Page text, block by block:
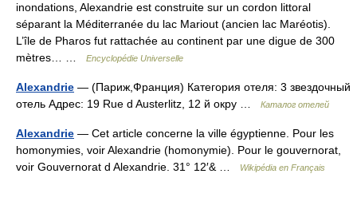
inondations, Alexandrie est construite sur un cordon littoral
séparant la Méditerranée du lac Mariout (ancien lac Maréotis).
L’île de Pharos fut rattachée au continent par une digue de 300
mètres… …
Encyclopédie Universelle
Alexandrie — (Париж,Франция) Категория отеля: 3 звездочный
отель Адрес: 19 Rue d Austerlitz, 12 й окру …
Каталог отелей
Alexandrie — Cet article concerne la ville égyptienne. Pour les
homonymies, voir Alexandrie (homonymie). Pour le gouvernorat,
voir Gouvernorat d Alexandrie. 31° 12′& …
Wikipédia en Français